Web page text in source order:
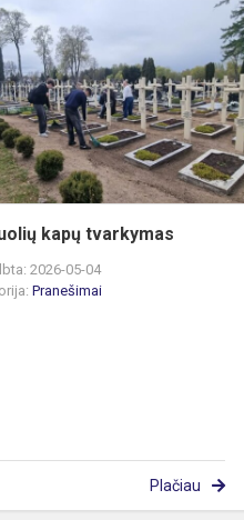
kapų tvarkymas
2026-05-04
Pranešimai
Plačiau